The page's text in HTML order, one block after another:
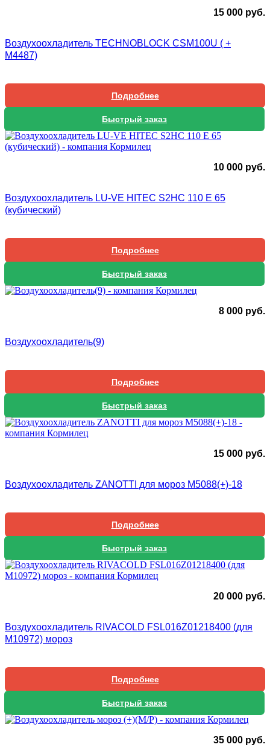
15 000 руб.
Воздухоохладитель TECHNOBLOCK CSM100U ( +
М4487)
Подробнее
Быстрый заказ
10 000 руб.
Воздухоохладитель LU-VE HITEC S2HC 110 E 65
(кубический)
Подробнее
Быстрый заказ
8 000 руб.
Воздухоохладитель(9)
Подробнее
Быстрый заказ
15 000 руб.
Воздухоохладитель ZANOTTI для мороз М5088(+)-18
Подробнее
Быстрый заказ
20 000 руб.
Воздухоохладитель RIVACOLD FSL016Z01218400 (для
М10972) мороз
Подробнее
Быстрый заказ
35 000 руб.